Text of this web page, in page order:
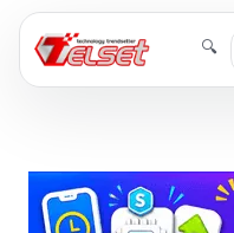
🔍